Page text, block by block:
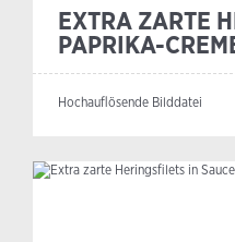
EXTRA ZARTE
PAPRIKA-
Hochauflösende Bilddatei